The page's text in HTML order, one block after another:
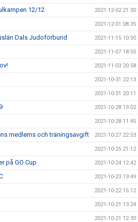
12/12 2021-12-02 21:30
2021-12-01 08:35
Dals Judoförbund 2021-11-15 10:50
2021-11-07 18:55
2021-11-03 20:58
2021-10-31 22:13
2021-10-31 20:11
2021-10-28 19:02
2021-10-28 11:45
medlems och träningsavgift 2021-10-27 22:53
2021-10-25 21:12
på GO Cup 2021-10-24 12:42
2021-10-23 19:49
2021-10-22 15:12
2021-10-21 13:24
2021-10-21 12:30